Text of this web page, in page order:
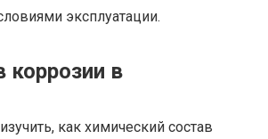
эксплуатации.
коррозии в
как химический состав